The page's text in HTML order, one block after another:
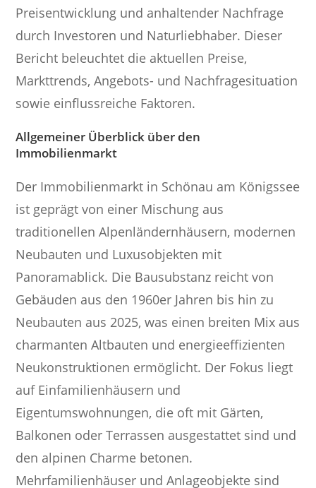
Preisentwicklung und anhaltender Nachfrage
durch Investoren und Naturliebhaber. Dieser
Bericht beleuchtet die aktuellen Preise,
Markttrends, Angebots- und Nachfragesituation
sowie einflussreiche Faktoren.
Allgemeiner Überblick über den
Immobilienmarkt
Der Immobilienmarkt in Schönau am Königssee
ist geprägt von einer Mischung aus
traditionellen Alpenländernhäusern, modernen
Neubauten und Luxusobjekten mit
Panoramablick. Die Bausubstanz reicht von
Gebäuden aus den 1960er Jahren bis hin zu
Neubauten aus 2025, was einen breiten Mix aus
charmanten Altbauten und energieeffizienten
Neukonstruktionen ermöglicht. Der Fokus liegt
auf Einfamilienhäusern und
Eigentumswohnungen, die oft mit Gärten,
Balkonen oder Terrassen ausgestattet sind und
den alpinen Charme betonen.
Mehrfamilienhäuser und Anlageobjekte sind